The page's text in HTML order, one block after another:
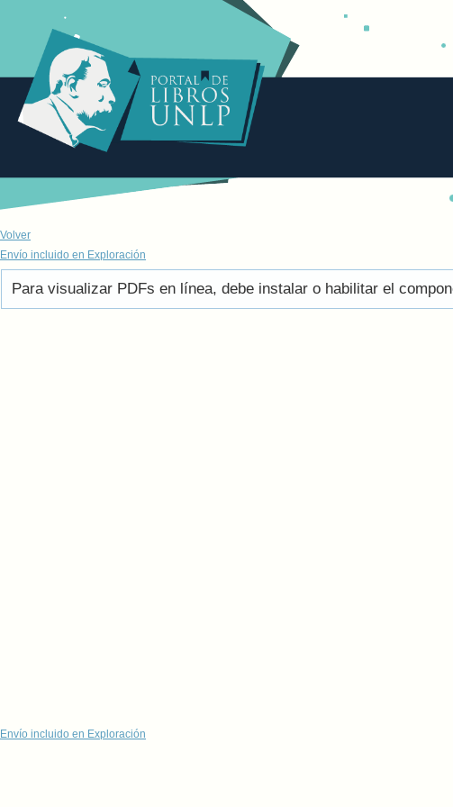
Volver
Envío incluido en Exploración
Para visualizar PDFs en línea, debe instalar o habilitar el
Envío incluido en Exploración